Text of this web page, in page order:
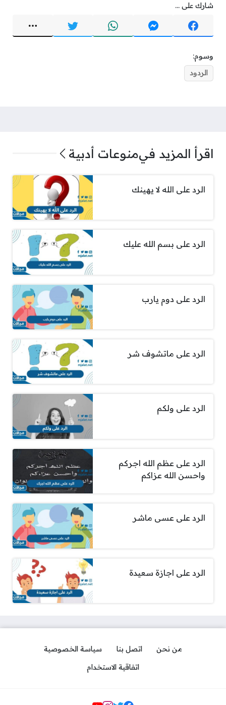
شارك على ...
وسوم:
الردود
اقرأ المزيد فيمنوعات أدبية
الرد على الله لا يهينك
الرد على بسم الله عليك
الرد على دوم يارب
الرد على ماتشوف شر
الرد على ولكم
الرد على عظم الله اجركم
واحسن الله عزاكم
الرد على عسى ماشر
الرد على اجازة سعيدة
من نحن اتصل بنا
سياسة الخصوصية
اتفاقية الاستخدام